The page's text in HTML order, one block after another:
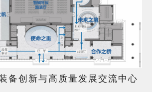
备创新与高质量发展交流中心